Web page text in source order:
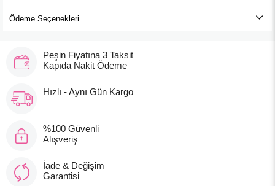
Ödeme Seçenekleri
Peşin Fiyatına 3 Taksit
Kapıda Nakit Ödeme
Hızlı - Aynı Gün Kargo
%100 Güvenli
Alışveriş
İade & Değişim
Garantisi